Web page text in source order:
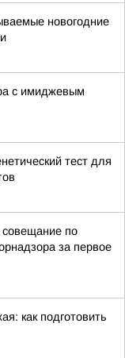
новогодние
с имиджевым
тест для
по
за первое
как подготовить